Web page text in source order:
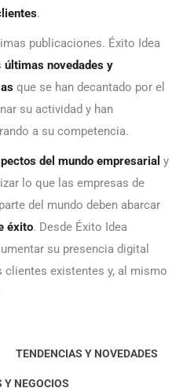
.
publicaciones. Éxito Idea
últimas novedades y
que se han decantado por el
su actividad y han
a su competencia.
del mundo empresarial y
lo que las empresas de
del mundo deben abarcar
éxito. Desde Éxito Idea
su presencia digital
clientes existentes y, al mismo
TENDENCIAS Y NOVEDADES
Y NEGOCIOS